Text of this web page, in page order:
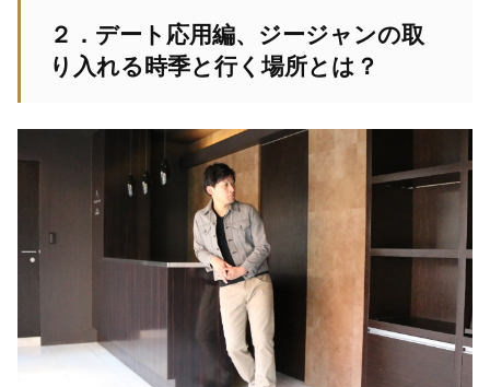
２．デート応用編、ジージャンの取
り入れる時季と行く場所とは？